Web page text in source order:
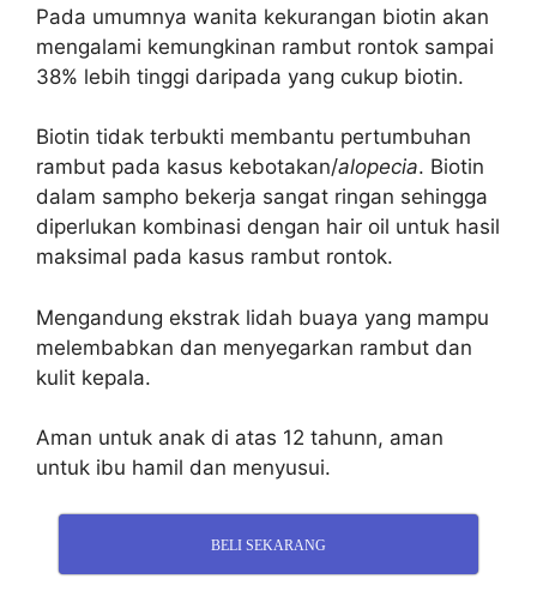
Pada umumnya wanita kekurangan biotin akan
mengalami kemungkinan rambut rontok sampai
38% lebih tinggi daripada yang cukup biotin.
Biotin tidak terbukti membantu pertumbuhan
rambut pada kasus kebotakan/alopecia. Biotin
dalam sampho bekerja sangat ringan sehingga
diperlukan kombinasi dengan hair oil untuk hasil
maksimal pada kasus rambut rontok.
Mengandung ekstrak lidah buaya yang mampu
melembabkan dan menyegarkan rambut dan
kulit kepala.
Aman untuk anak di atas 12 tahunn, aman
untuk ibu hamil dan menyusui.
BELI SEKARANG